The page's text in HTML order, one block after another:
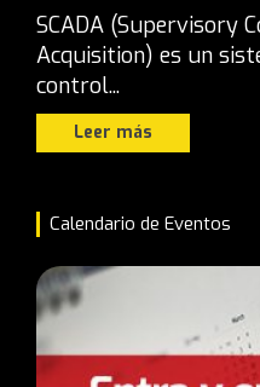
SCADA (Supervisory
Acquisition) es un
control...
Leer más
Calendario de Eventos